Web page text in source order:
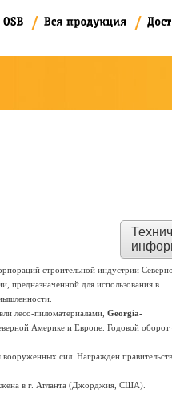
строительной индустрии
предназначенной для использования в
лесо-пиломатериалами, Georgia-
Америке и Европе. Годовой
сил. Награжден
в г. Атланта (Джорджия, США).